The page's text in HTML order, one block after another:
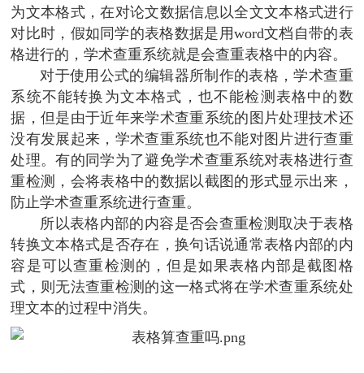
为文本格式，在对论文数据信息以全文文本格式进行
对比时，假如同学的表格数据是用word文档自带的表
格进行的，学术查重系统就是会查重表格中的内容。
对于使用公式的编辑器所制作的表格，学术查重
系统不能转换为文本格式，也不能检测表格中的数
据，但是由于近年来学术查重系统的图片处理技术还
没有发展起来，学术查重系统也不能对图片进行查重
处理。有的同学为了避免学术查重系统对表格进行查
重检测，会将表格中的数据以截图的形式显示出来，
防止学术查重系统进行查重。
所以表格内部的内容是否会查重检测取决于表格
转换文本格式是否存在，换句话说通常表格内部的内
容是可以查重检测的，但是如果表格内部是截图格
式，则无法查重检测的这一格式将在学术查重系统处
理文本的过程中消失。